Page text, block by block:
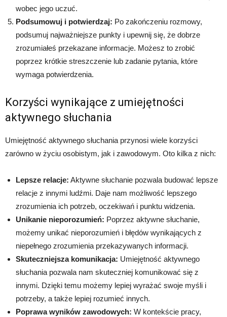
wobec jego uczuć.
Podsumowuj i potwierdzaj: Po zakończeniu rozmowy,
podsumuj najważniejsze punkty i upewnij się, że dobrze
zrozumiałeś przekazane informacje. Możesz to zrobić
poprzez krótkie streszczenie lub zadanie pytania, które
wymaga potwierdzenia.
Korzyści wynikające z umiejętności
aktywnego słuchania
Umiejętność aktywnego słuchania przynosi wiele korzyści
zarówno w życiu osobistym, jak i zawodowym. Oto kilka z nich:
Lepsze relacje: Aktywne słuchanie pozwala budować lepsze
relacje z innymi ludźmi. Daje nam możliwość lepszego
zrozumienia ich potrzeb, oczekiwań i punktu widzenia.
Unikanie nieporozumień: Poprzez aktywne słuchanie,
możemy unikać nieporozumień i błędów wynikających z
niepełnego zrozumienia przekazywanych informacji.
Skuteczniejsza komunikacja: Umiejętność aktywnego
słuchania pozwala nam skuteczniej komunikować się z
innymi. Dzięki temu możemy lepiej wyrażać swoje myśli i
potrzeby, a także lepiej rozumieć innych.
Poprawa wyników zawodowych: W kontekście pracy,